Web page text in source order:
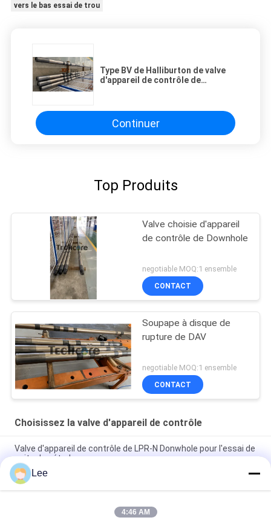
vers le bas essai de trou
Type BV de Halliburton de valve
d'appareil de contrôle de
Continuer
Top Produits
Valve choisie d'appareil
de contrôle de Downhole
negotiable MOQ:1 ensemble
CONTACT
Soupape à disque de
rupture de DAV
negotiable MOQ:1 ensemble
CONTACT
Choisissez la valve d'appareil de contrôle
Valve d'appareil de contrôle de LPR-N Donwhole pour l'essai de
puits de pétrole
Valve choisie d'appareil de contrôle de Downhole d'acier allié
pour l'essai de tige de perceuse
Valve de essai 15000psi OD 127.5mm de Downhole de tige de
Lee
4:46 AM